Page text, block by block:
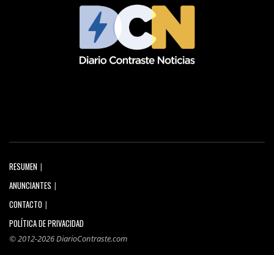
RESUMEN
ANUNCIANTES
CONTACTO
POLÍTICA DE PRIVACIDAD
© 2012-2026 DiarioContraste.com